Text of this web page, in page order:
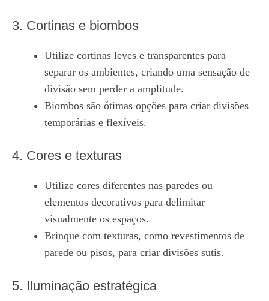
3. Cortinas e biombos
Utilize cortinas leves e transparentes para
separar os ambientes, criando uma sensação de
divisão sem perder a amplitude.
Biombos são ótimas opções para criar divisões
temporárias e flexíveis.
4. Cores e texturas
Utilize cores diferentes nas paredes ou
elementos decorativos para delimitar
visualmente os espaços.
Brinque com texturas, como revestimentos de
parede ou pisos, para criar divisões sutis.
5. Iluminação estratégica